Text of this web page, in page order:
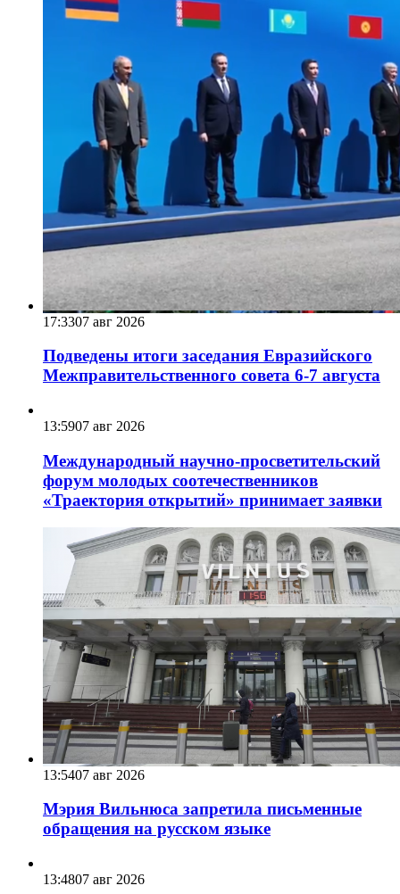
17:3307 авг 2026
Подведены итоги заседания Евразийского
Межправительственного совета 6-7 августа
13:5907 авг 2026
Международный научно-просветительский
форум молодых соотечественников
«Траектория открытий» принимает заявки
13:5407 авг 2026
Мэрия Вильнюса запретила письменные
обращения на русском языке
13:4807 авг 2026